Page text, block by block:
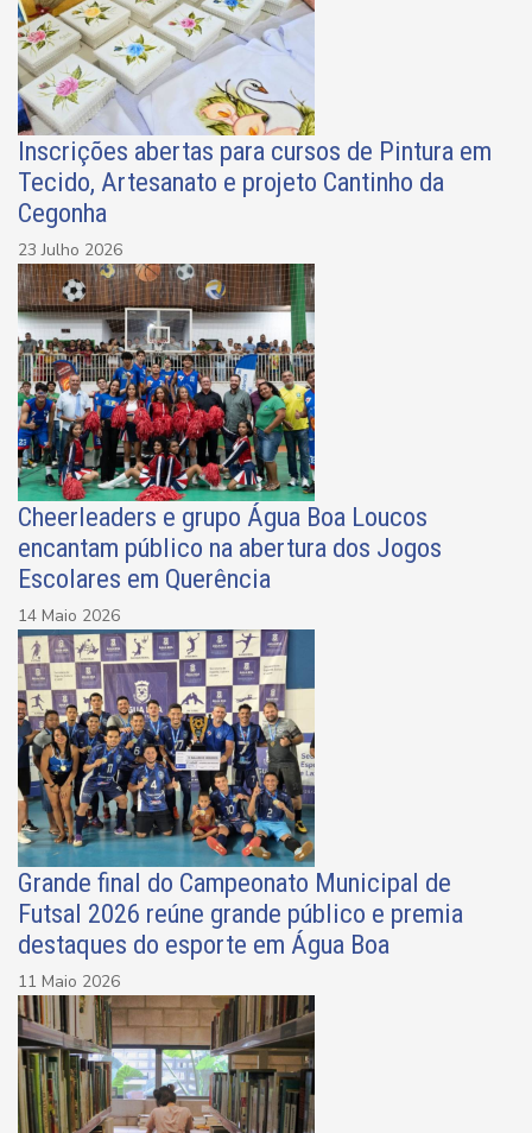
Inscrições abertas para cursos de Pintura em
Tecido, Artesanato e projeto Cantinho da
Cegonha
23 Julho 2026
Cheerleaders e grupo Água Boa Loucos
encantam público na abertura dos Jogos
Escolares em Querência
14 Maio 2026
Grande final do Campeonato Municipal de
Futsal 2026 reúne grande público e premia
destaques do esporte em Água Boa
11 Maio 2026